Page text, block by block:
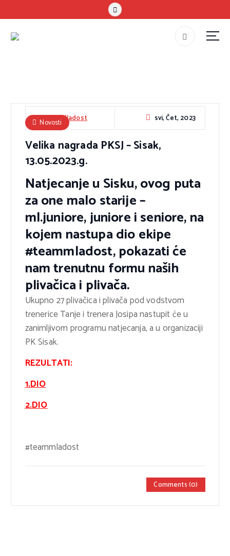
k
HAPK Mladost svi, Čet, 2023
Novosti
Velika nagrada PKSJ – Sisak,
13.05.2023.g.
Natjecanje u Sisku, ovog puta
za one malo starije –
ml.juniore, juniore i seniore, na
kojem nastupa dio ekipe
#teammladost, pokazati će
nam trenutnu formu naših
plivačica i plivača.
Ukupno 27 plivačica i plivača pod vodstvom
trenerice Tanje i trenera Josipa nastupit će u
zanimljivom programu natjecanja, a u organizaciji
PK Sisak.
REZULTATI:
1.DIO
2.DIO
#teammladost
Comments (0)